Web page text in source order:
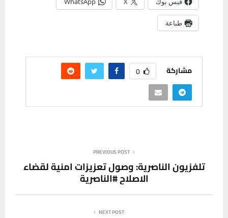
طباعة
مشاركة 0
PREVIOUS POST
تلفزيون الناصرية: وصول تعزيزات امنية لقضاء
الاصلاح #الناصرية
NEXT POST